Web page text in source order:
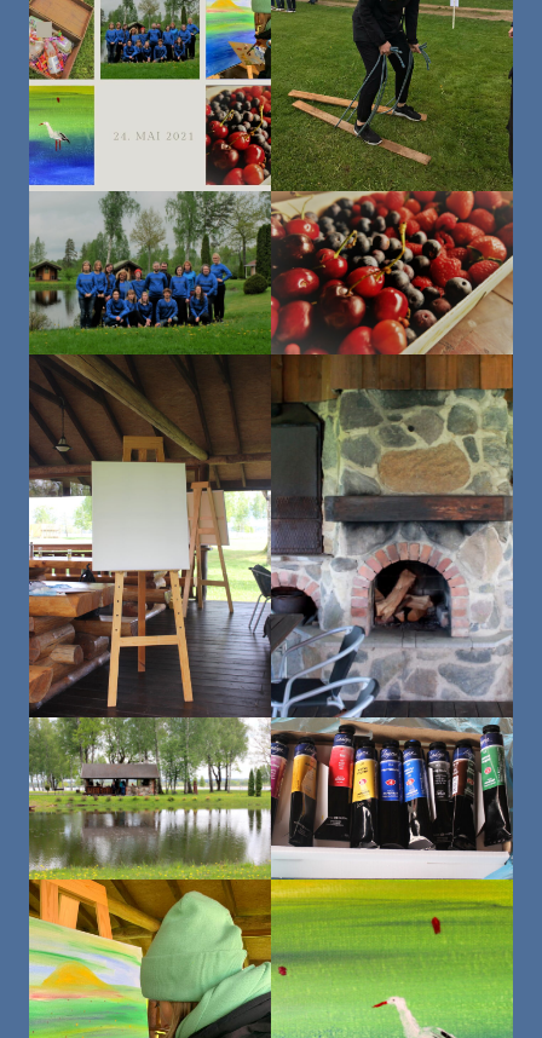
(Kodu)kontor, (vaimne) tervis
SC soovitab - raamat, film, retsept...
Büroo
Aktsioonid
Varia
KONTAKT